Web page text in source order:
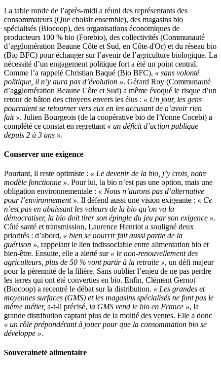
La table ronde de l’après-midi a réuni des représentants des
consommateurs (Que choisir ensemble), des magasins bio
spécialisés (Biocoop), des organisations économiques de
producteurs 100 % bio (Forebio), des collectivités (Communauté
d’agglomération Beaune Côte et Sud, en Côte-d'Or) et du réseau bio
(Bio BFC) pour échanger sur l’avenir de l’agriculture biologique. La
nécessité d’un engagement politique fort a été un point central.
Comme l’a rappelé Christian Baqué (Bio BFC), « sans volonté
politique, il n’y aura pas d’évolution ». Gérard Roy (Communauté
d’agglomération Beaune Côte et Sud) a même évoqué le risque d’un
retour de bâton des citoyens envers les élus : « Un jour, les gens
pourraient se retourner vers eux en les accusant de n’avoir rien
fait ». Julien Bourgeois (de la coopérative bio de l'Yonne Cocebi) a
complété ce constat en regrettant « un déficit d’action publique
depuis 2 à 3 ans ».
Conserver une exigence
Pourtant, il reste optimiste : « Le devenir de la bio, j’y crois, notre
modèle fonctionne ». Pour lui, la bio n’est pas une option, mais une
obligation environnementale : « Nous n’aurons pas d’alternative
pour l’environnement ». Il défend aussi une vision exigeante : « Ce
n’est pas en abaissant les valeurs de la bio qu’on va la
démocratiser, la bio doit tirer son épingle du jeu par son exigence ».
Côté santé et transmission, Laurence Henriot a souligné deux
priorités : d’abord, « bien se nourrir fait aussi partie de la
guérison », rappelant le lien indissociable entre alimentation bio et
bien-être. Ensuite, elle a alerté sur « le non-renouvellement des
agriculteurs, plus de 50 % vont partir à la retraite », un défi majeur
pour la pérennité de la filière. Sans oublier l’enjeu de ne pas perdre
les terres qui ont été converties en bio. Enfin, Clément Gernot
(Biocoop) a recentré le débat sur la distribution. « Les grandes et
moyennes surfaces (GMS) et les magasins spécialisés ne font pas le
même métier, a-t-il précisé, la GMS vend le bio en France », la
grande distribution captant plus de la moitié des ventes. Elle a donc
« un rôle prépondérant à jouer pour que la consommation bio se
développe ».
Souveraineté alimentaire